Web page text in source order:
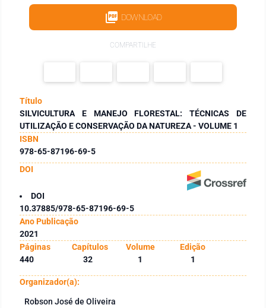
DOWNLOAD
COMPARTILHE
Título
SILVICULTURA E MANEJO FLORESTAL: TÉCNICAS DE
UTILIZAÇÃO E CONSERVAÇÃO DA NATUREZA - VOLUME 1
ISBN
978-65-87196-69-5
DOI
DOI
10.37885/978-65-87196-69-5
Ano Publicação
2021
Páginas
Capítulos Volume
Edição
440
32 1 1
Organizador(a):
Robson José de Oliveira